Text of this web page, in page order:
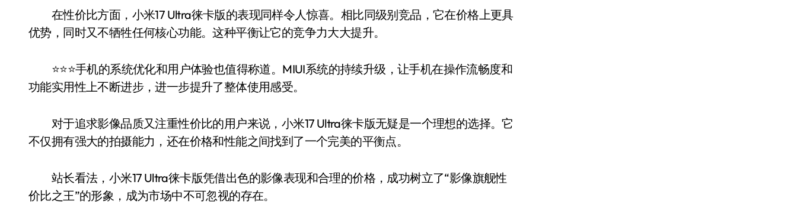
在性价比方面，小米17 Ultra徕卡版的表现同样令人惊喜。相比同级别竞品，它在价格上更具
优势，同时又不牺牲任何核心功能。这种平衡让它的竞争力大大提升。
⭐️⭐️⭐️手机的系统优化和用户体验也值得称道。MIUI系统的持续升级，让手机在操作流畅度和
功能实用性上不断进步，进一步提升了整体使用感受。
对于追求影像品质又注重性价比的用户来说，小米17 Ultra徕卡版无疑是一个理想的选择。它
不仅拥有强大的拍摄能力，还在价格和性能之间找到了一个完美的平衡点。
站长看法，小米17 Ultra徕卡版凭借出色的影像表现和合理的价格，成功树立了“影像旗舰性
价比之王”的形象，成为市场中不可忽视的存在。